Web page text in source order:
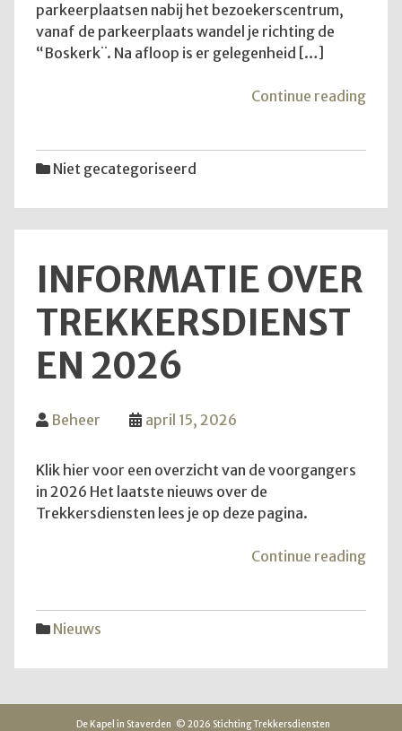
parkeerplaatsen nabij het bezoekerscentrum,
vanaf de parkeerplaats wandel je richting de
“Boskerk¨. Na afloop is er gelegenheid […]
Continue reading
Niet gecategoriseerd
INFORMATIE OVER
TREKKERSDIENST
EN 2026
Beheer april 15, 2026
Klik hier voor een overzicht van de voorgangers
in 2026 Het laatste nieuws over de
Trekkersdiensten lees je op deze pagina.
Continue reading
Nieuws
De Kapel in Staverden © 2026 Stichting Trekkersdiensten